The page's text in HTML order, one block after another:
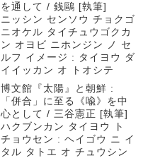
を通して / 銭鷗 [執筆]
ニッシン センソウ チョクゴ
ニオケル タイチュウゴクカ
ン オヨビ ニホンジン ノ セ
ルフ イメージ : タイヨウ ダ
イイッカン オ トオシテ
博文館『太陽』と朝鮮 :
「併合」に至る《喩》を中
心として / 三谷憲正 [執筆]
ハクブンカン タイヨウ ト
チョウセン : ヘイゴウ ニ イ
タル タトエ オ チュウシン